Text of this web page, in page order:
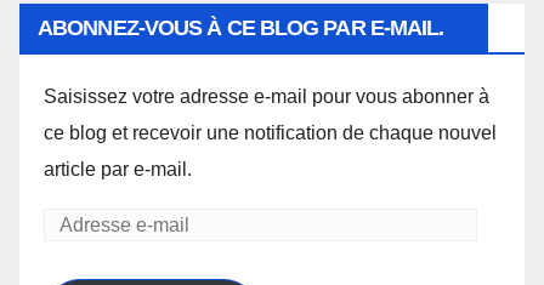
ABONNEZ-VOUS À CE BLOG PAR E-MAIL.
Saisissez votre adresse e-mail pour vous abonner à
ce blog et recevoir une notification de chaque nouvel
article par e-mail.
Adresse